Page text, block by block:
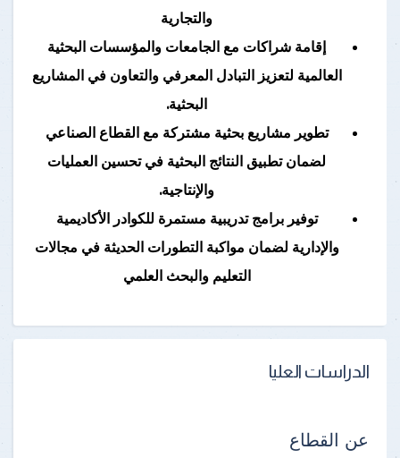
والتجارية
إقامة شراكات مع الجامعات والمؤسسات البحثية
العالمية لتعزيز التبادل المعرفي والتعاون في المشاريع
البحثية.
تطوير مشاريع بحثية مشتركة مع القطاع الصناعي
لضمان تطبيق النتائج البحثية في تحسين العمليات
والإنتاجية.
توفير برامج تدريبية مستمرة للكوادر الأكاديمية
والإدارية لضمان مواكبة التطورات الحديثة في مجالات
التعليم والبحث العلمي
الدراسات العليا
عن القطاع